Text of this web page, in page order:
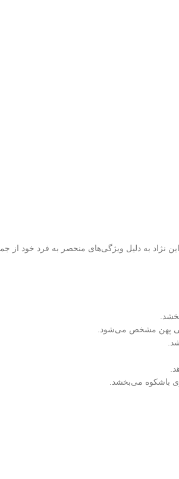
به دلیل ویژگی‌های منحصر به فرد خود از
پهن مشخص می‌شود.
باشکوه می‌بخشد.